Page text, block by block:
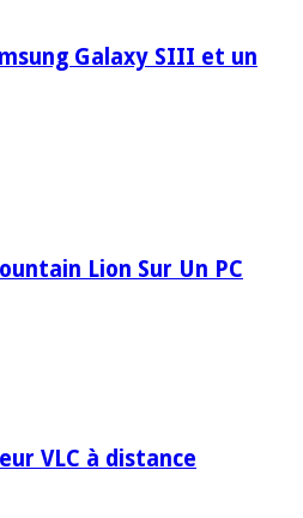
Galaxy SIII et un
Lion Sur Un PC
VLC à distance